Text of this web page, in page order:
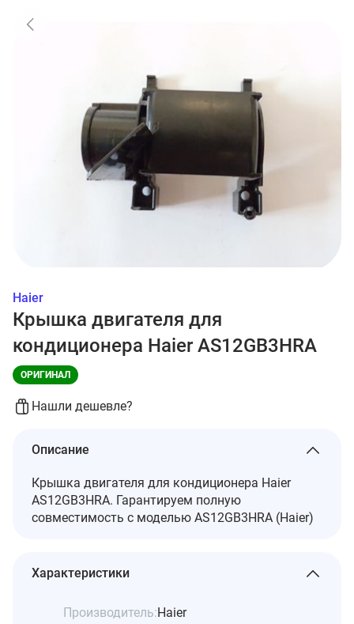
Haier
Крышка двигателя для
кондиционера Haier AS12GB3HRA
ОРИГИНАЛ
Нашли дешевле?
Описание
Крышка двигателя для кондиционера Haier
AS12GB3HRA. Гарантируем полную
совместимость с моделью AS12GB3HRA (Haier)
Характеристики
Производитель:Haier